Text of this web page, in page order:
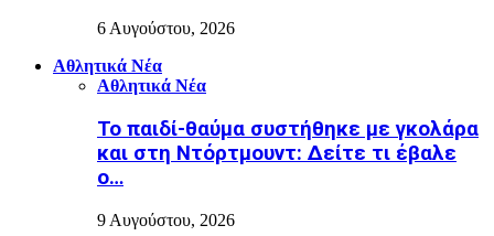
6 Αυγούστου, 2026
Αθλητικά Νέα
Αθλητικά Νέα
Το παιδί-θαύμα συστήθηκε με γκολάρα
και στη Ντόρτμουντ: Δείτε τι έβαλε
ο…
9 Αυγούστου, 2026